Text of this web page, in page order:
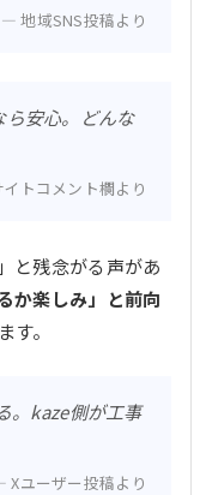
地域SNS投稿より
ら安心。どんな
トコメント欄より
と残念がる声があ
か楽しみ」と前向
す。
。kaze側が工事
Xユーザー投稿より